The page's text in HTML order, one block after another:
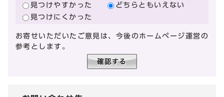
見つけやすかった
どちらともいえない
見つけにくかった
お寄せいただいたご意見は、今後のホームページ運営の
参考とします。